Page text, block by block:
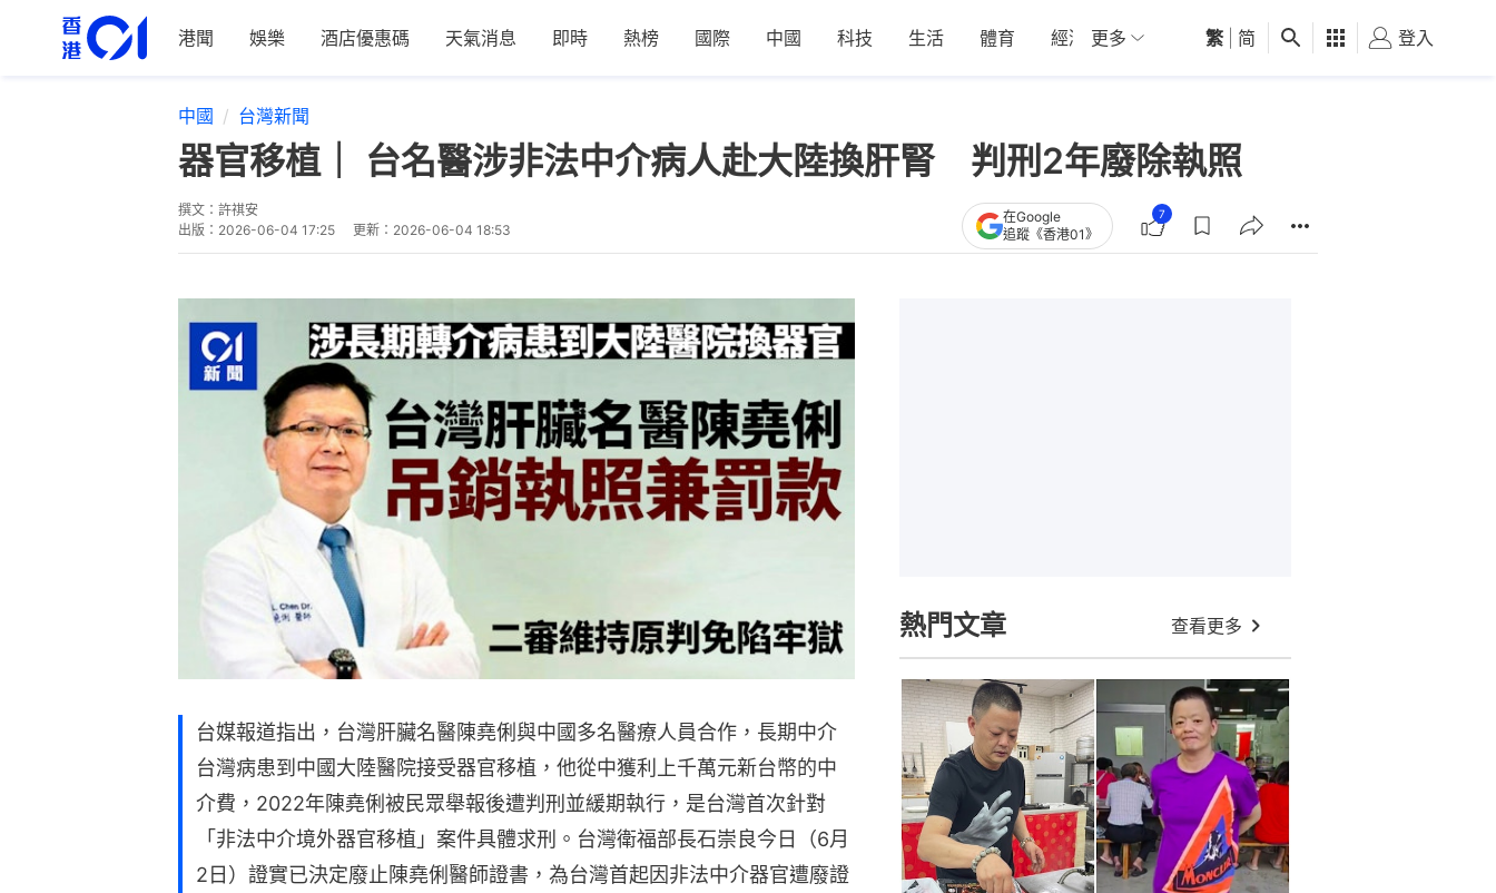
港聞 娛樂 酒店優惠碼 天氣消息 即時 熱榜 國際 中國 科技 生活 體育 經濟 01深圳 觀點 健康 好食玩飛
更多 繁 简 登入
中國 台灣新聞
器官移植｜ 台名醫涉非法中介病人赴大陸換肝腎 判刑2年廢除執照
撰文： 許祺安
出版： 2026-06-04 17:25 更新： 2026-06-04 18:53
在Google
追蹤《香港01》
7
台媒報道指出，台灣肝臟名醫陳堯俐與中國多名醫療人員合作，長期中介
台灣病患到中國大陸醫院接受器官移植，他從中獲利上千萬元新台幣的中
介費，2022年陳堯俐被民眾舉報後遭判刑並緩期執行，是台灣首次針對
「非法中介境外器官移植」案件具體求刑。台灣衛福部長石崇良今日（6月
2日）證實已決定廢止陳堯俐醫師證書，為台灣首起因非法中介器官遭廢證
熱門文章 查看更多